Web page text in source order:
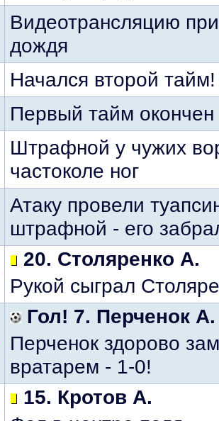
Видеотрансляцию
дождя
Начался второй тайм!
Первый тайм окончен
Штрафной у чужих
частоколе ног
Атаку провели
штрафной - его
20. Столяренко А.
Рукой сыграл
Гол! 7. Перченок А.
Перченок здорово
вратарем - 1-0!
15. Кротов А.